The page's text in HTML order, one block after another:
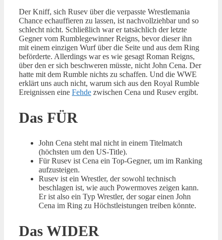
Der Kniff, sich Rusev über die verpasste Wrestlemania
Chance echauffieren zu lassen, ist nachvollziehbar und so
schlecht nicht. Schließlich war er tatsächlich der letzte
Gegner vom Rumblegewinner Reigns, bevor dieser ihn
mit einem einzigen Wurf über die Seite und aus dem Ring
beförderte. Allerdings war es wie gesagt Roman Reigns,
über den er sich beschweren müsste, nicht John Cena. Der
hatte mit dem Rumble nichts zu schaffen. Und die WWE
erklärt uns auch nicht, warum sich aus den Royal Rumble
Ereignissen eine Fehde zwischen Cena und Rusev ergibt.
Das FÜR
John Cena steht mal nicht in einem Titelmatch
(höchsten um den US-Title).
Für Rusev ist Cena ein Top-Gegner, um im Ranking
aufzusteigen.
Rusev ist ein Wrestler, der sowohl technisch
beschlagen ist, wie auch Powermoves zeigen kann.
Er ist also ein Typ Wrestler, der sogar einen John
Cena im Ring zu Höchstleistungen treiben könnte.
Das WIDER